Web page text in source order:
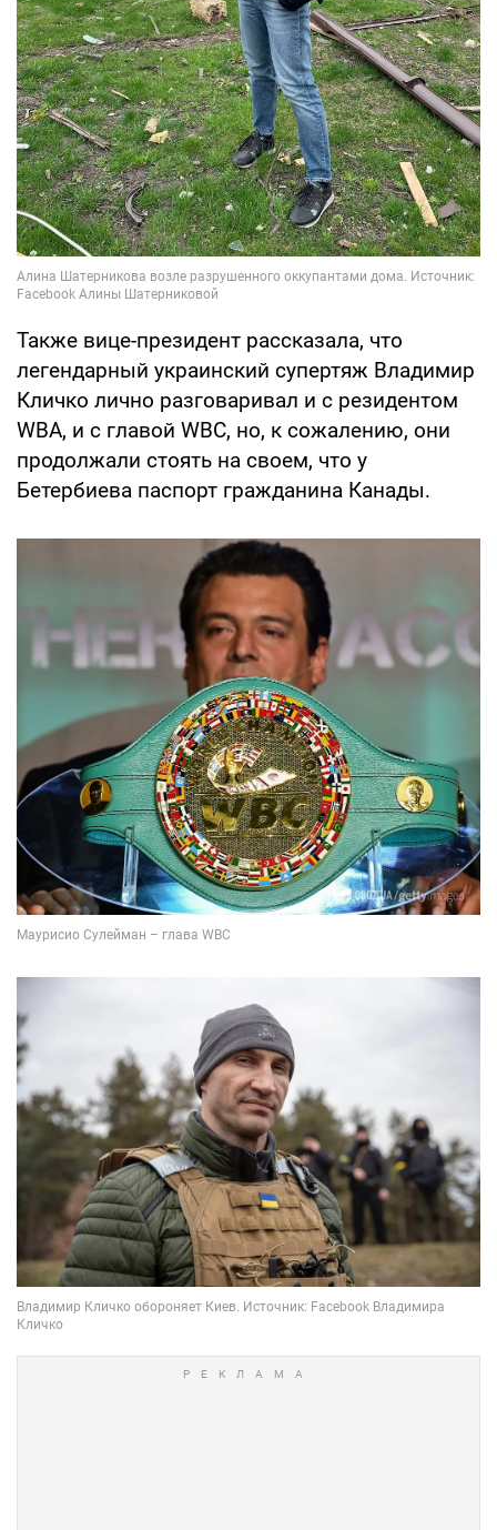
Также вице-президент рассказала, что
легендарный украинский супертяж Владимир
Кличко лично разговаривал и с резидентом
WBA, и с главой WBC, но, к сожалению, они
продолжали стоять на своем, что у
Бетербиева паспорт гражданина Канады.